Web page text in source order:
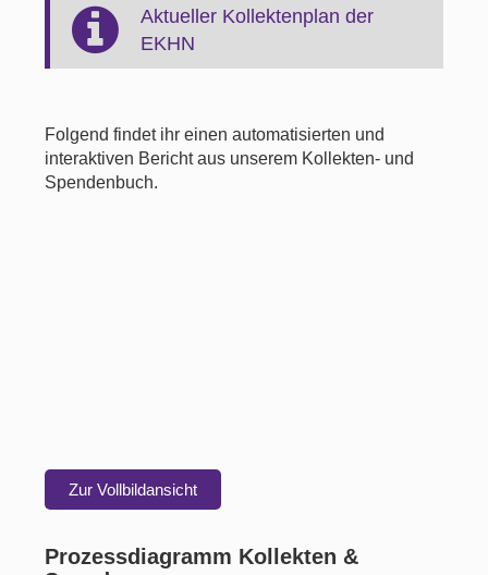
Aktueller Kollektenplan der
EKHN
Folgend findet ihr einen automatisierten und
interaktiven Bericht aus unserem Kollekten- und
Spendenbuch.
Zur Vollbildansicht
Prozessdiagramm Kollekten &